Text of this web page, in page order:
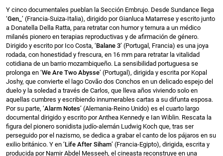
Y cinco documentales pueblan la Sección Embrujo. Desde Sundance llega
‘Gen_ ’ (Francia-Suiza-Italia), dirigido por Gianluca Matarrese y escrito junto
a Donatella Della Ratta, para retratar con humor y ternura a un médico
milanés pionero en terapias reproductivas y de afirmación de género.
Dirigido y escrito por Ico Costa, ‘Balane 3’ (Portugal, Francia) es una joya
rodada, con honestidad y frescura, en 16 mm para retratar la vitalidad
cotidiana de un barrio mozambiqueño. La sensibilidad portuguesa se
prolonga en ‘We Are Two Abysse’ (Portugal), dirigida y escrita por Kopal
Joshy, que convierte el lago Covão dos Conchos en un delicado espejo del
duelo y la soledad a través de Carlos, que lleva años viviendo solo en
aquellas cumbres y escribiendo innumerables cartas a su difunta esposa.
Por su parte, ‘Alarm Notes’ (Alemania-Reino Unido) es el cuarto largo
documental dirigido y escrito por Anthea Kennedy e Ian Wiblin. Rescata la
figura del pionero sonidista judío-alemán Ludwig Koch que, tras ser
perseguido por el nazismo, se dedica a grabar el canto de los pájaros en su
exilio británico. Y en ‘Life After Siham’ (Francia-Egipto), dirigida, escrita y
producida por Namir Abdel Messeeh, el cineasta reconstruye en una